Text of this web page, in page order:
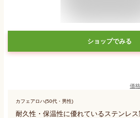
ショップでみる
価
カフェアロハ(50代・男性)
耐久性・保温性に優れているステンレ